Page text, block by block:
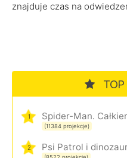
znajduje czas na
1
(11384 projekcje)
2 Psi Patrol i